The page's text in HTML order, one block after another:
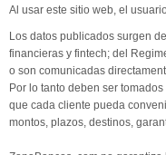
Al usar este sitio web, el
Los datos publicados surgen
financieras y fintech; del
o son comunicadas
Por lo tanto deben ser
que cada cliente pueda
montos, plazos, destinos,